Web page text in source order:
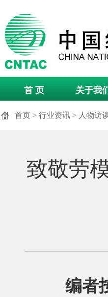
首 页 关于我
首页 > 行业资讯 > 人物访
致敬劳
编者